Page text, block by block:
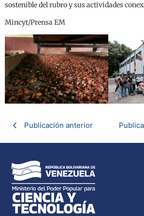
sostenible del rubro y sus actividades
Mincyt/Prensa EM
Publicación anterior